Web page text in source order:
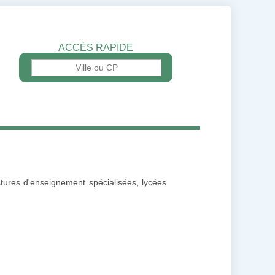
ACCÈS RAPIDE
d'enseignement spécialisées, lycées